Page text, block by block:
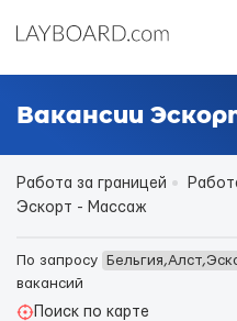
Вакансии
Работа за границей
Эскорт - Массаж
По запросу
вакансий
Поиск по карте